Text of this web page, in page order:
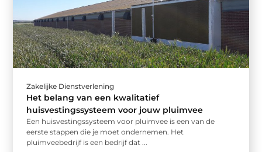
Zakelijke Dienstverlening
Het belang van een kwalitatief
huisvestingssysteem voor jouw pluimvee
Een huisvestingssysteem voor pluimvee is een van de
eerste stappen die je moet ondernemen. Het
pluimveebedrijf is een bedrijf dat ...